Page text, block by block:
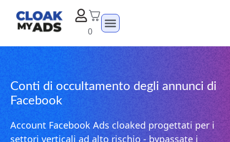
0
Conti di occultamento degli annunci di
Facebook
Account Facebook Ads cloaked progettati per i
settori verticali ad alto rischio - bypassate i